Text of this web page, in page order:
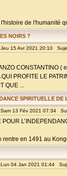
de l'humanité
NOIRS ?
15 Avr 2021 20:10
CONSTANTINO (
PROFITE LE
QUE ...
SPIRITUELLE DE
13 Fév 2021 07:34
en 1491 au
04 Jan 2021 01:44